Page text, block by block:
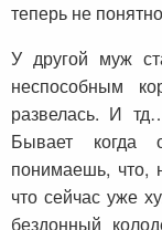
теперь не
У другой муж
неспособным
развелась. И
Бывает когда
понимаешь, что,
что сейчас уже
бездонный